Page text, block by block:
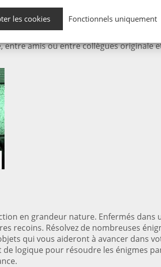
les cookies Fonctionnels uniquement
du capitaine Mac’h
amis ou entre collègues originale
en grandeur nature. Enfermés
recoins. Résolvez de nombreuses
qui vous aideront à avancer dans
logique pour résoudre les énigmes